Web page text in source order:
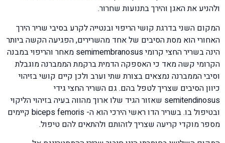
ולהניע את האגן והירך בתנועות שחרור.
המקום השני בדרגת קושי הריפוי ובנטייה לקרע בסיבי שריר הירך
האחורי הוא מסת הסיבים של אחד מהשרירים, הפגיעה הקשה ביותר
הינה בשריר החצי קרומי semimembranosus מאחר והריפוי במבנה
הקרומי קשה מאד כי האספקה הדמית ברקמת הממברנה מוגבלת
וסיבי הממברנה נמצאים בצורת שתי וערב ולכן קיים קושי בזיהוי
כיוון הסיבים שצריך לטפל בהם. גם השריר החצי גידי
semitendinosus שאזור הגיד שלו ארוך מהווה בעיה בזיהוי הליקוי
ובטיפול בו. בשריר הדו ראשי הירכי הוא ה- biceps femoris קיימים
מספר מוקדי קריעה שצריך לזהותם ולהתאים להם טיפול.